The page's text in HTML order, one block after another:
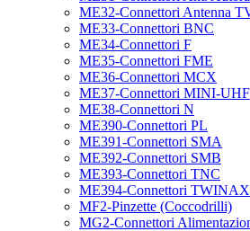
ME32-Connettori Antenna
ME33-Connettori BNC
ME34-Connettori F
ME35-Connettori FME
ME36-Connettori MCX
ME37-Connettori MINI-UHF
ME38-Connettori N
ME390-Connettori PL
ME391-Connettori SMA
ME392-Connettori SMB
ME393-Connettori TNC
ME394-Connettori
MF2-Pinzette (Coccodrilli)
MG2-Connettori